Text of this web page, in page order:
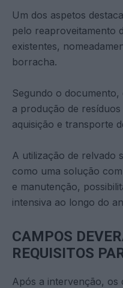
Um dos aspetos
pelo reaproveitamento
existentes,
borracha.
Segundo o
a produção de
aquisição e transporte
A utilização de relvado
como uma solução
e manutenção,
intensiva ao longo do
CAMPOS
REQUISITOS
Após a intervenção, os